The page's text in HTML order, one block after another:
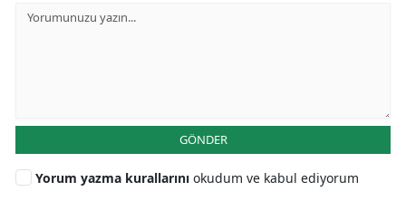
GÖNDER
Yorum yazma kurallarını okudum ve kabul ediyorum